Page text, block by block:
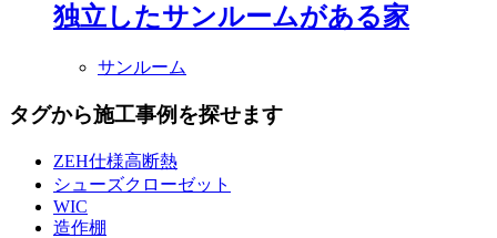
独立したサンルームがある家
サンルーム
タグから施工事例を探せます
ZEH仕様高断熱
シューズクローゼット
WIC
造作棚